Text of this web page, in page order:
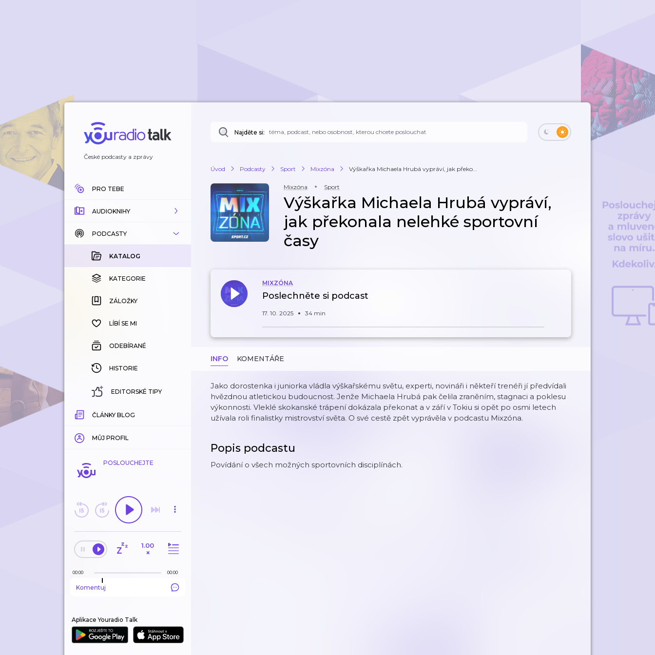
České podcasty a zprávy
PRO TEBE
AUDIOKNIHY
KATALOG
KOUPENÉ
KATEGORIE
ZÁLOŽKY
HISTORIE
PODCASTY
KATALOG
KATEGORIE
ZÁLOŽKY
LÍBÍ SE MI
ODEBÍRANÉ
HISTORIE
EDITORSKÉ TIPY
ČLÁNKY BLOG
MŮJ PROFIL
POSLOUCHEJTE
1.00
×
00:00 00:00
Komentuj
Aplikace Youradio Talk
Najděte si:
Úvod Podcasty Sport Mixzóna Výškařka Michaela Hrubá vypráví, jak překo...
Mixzóna Sport
Výškařka Michaela Hrubá vypráví,
jak překonala nelehké sportovní
časy
MIXZÓNA
Poslechněte si podcast
17. 10. 2025 34 min
INFO KOMENTÁŘE
Jako dorostenka i juniorka vládla výškařskému světu, experti, novináři i někteří trenéři jí předvídali
hvězdnou atletickou budoucnost. Jenže Michaela Hrubá pak čelila zraněním, stagnaci a poklesu
výkonnosti. Vleklé skokanské trápení dokázala překonat a v září v Tokiu si opět po osmi letech
užívala roli finalistky mistrovství světa. O své cestě zpět vyprávěla v podcastu Mixzóna.
Popis podcastu
Povídání o všech možných sportovních disciplínách.